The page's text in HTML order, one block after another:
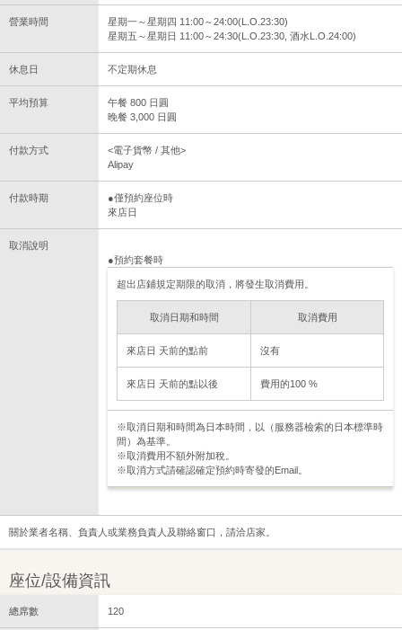
營業時間
星期一～星期四 11:00～24:00(L.O.23:30)
星期五～星期日 11:00～24:30(L.O.23:30, 酒水L.O.24:00)
休息日 不定期休息
平均預算
午餐 800 日圓
晚餐 3,000 日圓
付款方式
<電子貨幣 / 其他>
Alipay
付款時期
●僅預約座位時
來店日
取消說明
●預約套餐時
超出店鋪規定期限的取消，將發生取消費用。
取消日期和時間 取消費用
來店日 天前的點前 沒有
來店日 天前的點以後 費用的100 %
※取消日期和時間為日本時間，以（服務器檢索的日本標準時
間）為基準。
※取消費用不額外附加稅。
※取消方式請確認確定預約時寄發的Email。
關於業者名稱、負責人或業務負責人及聯絡窗口，請洽店家。
座位/設備資訊
總席數 120